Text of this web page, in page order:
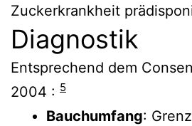
Zuckerkrankheit
Diagnostik
Entsprechend dem
2004 : 5
Bauchumfang: